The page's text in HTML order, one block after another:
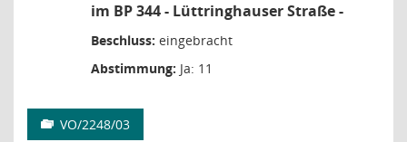
im BP 344 - Lüttringhauser Straße -
Beschluss: eingebracht
Abstimmung: Ja: 11
VO/2248/03